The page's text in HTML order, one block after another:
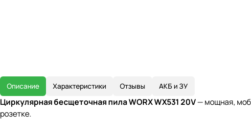
Описание Характеристики Отзывы АКБ и ЗУ
Циркулярная бесщеточная пила WORX WX531 20V— мощная,
розетке.